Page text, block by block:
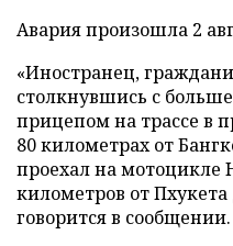
Авария произошла 2
«Иностранец,
столкнувшись с
прицепом на трассе в
80 километрах от
проехал на мотоцикле
километров от
говорится в сообщении.